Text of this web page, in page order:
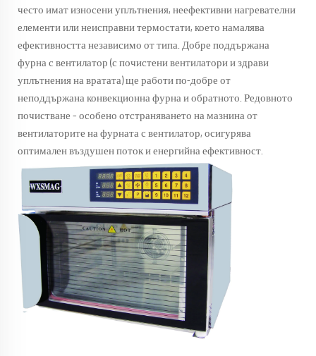
често имат износени уплътнения, неефективни нагревателни
елементи или неисправни термостати, което намалява
ефективността независимо от типа. Добре поддържана
фурна с вентилатор (с почистени вентилатори и здрави
уплътнения на вратата) ще работи по-добре от
неподдържана конвекционна фурна и обратното. Редовното
почистване – особено отстраняването на мазнина от
вентилаторите на фурната с вентилатор, осигурява
оптимален въздушен поток и енергийна ефективност.